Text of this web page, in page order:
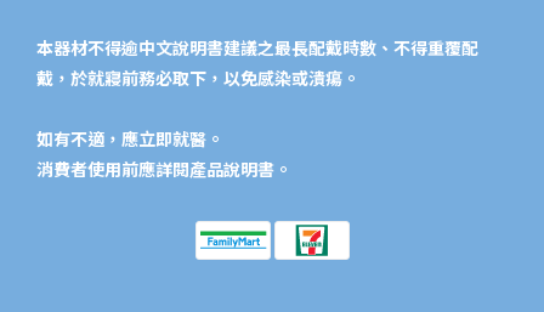
本器材不得逾中文說明書建議之最長配戴時數、不得重覆配
戴，於就寢前務必取下，以免感染或潰瘍。
如有不適，應立即就醫。
消費者使用前應詳閱產品說明書。​